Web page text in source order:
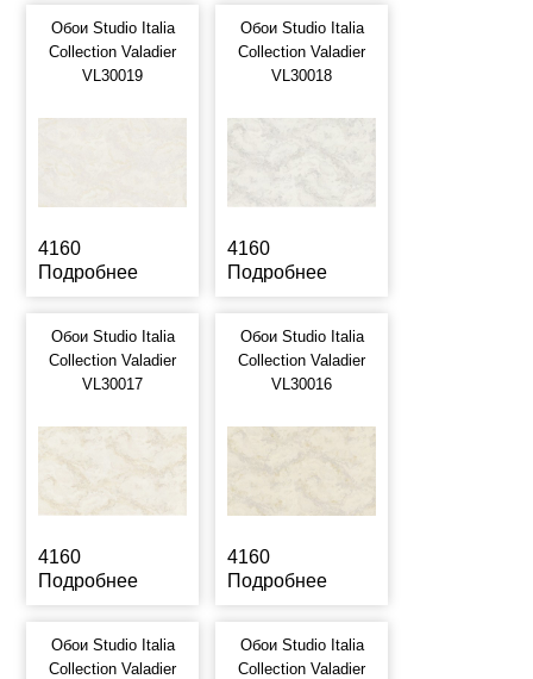
Обои Studio Italia
Collection Valadier
VL30019
4160
Подробнее
Обои Studio Italia
Collection Valadier
VL30018
4160
Подробнее
Обои Studio Italia
Collection Valadier
VL30017
4160
Подробнее
Обои Studio Italia
Collection Valadier
VL30016
4160
Подробнее
Обои Studio Italia
Collection Valadier
Обои Studio Italia
Collection Valadier